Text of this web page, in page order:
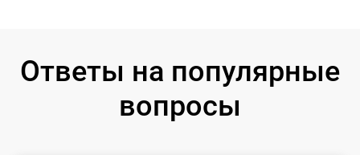
Ответы на популярные
вопросы